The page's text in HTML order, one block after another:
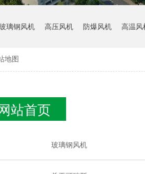
璃钢风机 高压风机 防爆风机 高温风
地图
站首页
玻璃钢风机